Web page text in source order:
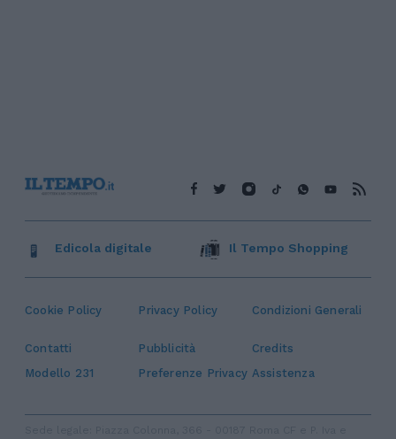
Cookie Policy Privacy Policy Condizioni Generali
Contatti Pubblicità
Credits
Modello 231
Preferenze Privacy Assistenza
Edicola digitale Il Tempo Shopping